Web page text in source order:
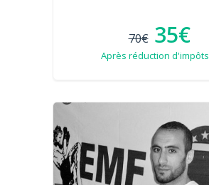
70€ 35€
Après réduction d'impôts